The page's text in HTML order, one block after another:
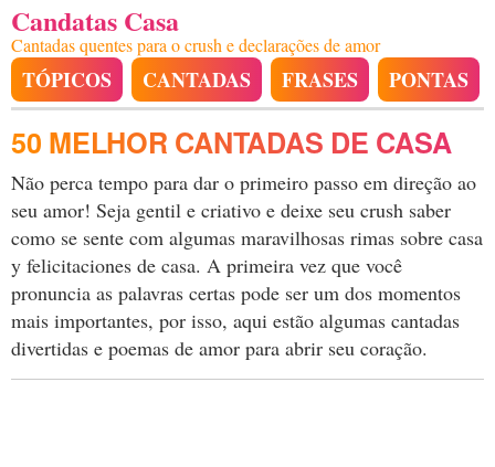
Candatas Casa
Cantadas quentes para o crush e declarações de amor
TÓPICOS CANTADAS FRASES PONTAS
50 MELHOR CANTADAS DE CASA
Não perca tempo para dar o primeiro passo em direção ao
seu amor! Seja gentil e criativo e deixe seu crush saber
como se sente com algumas maravilhosas rimas sobre casa
y felicitaciones de casa. A primeira vez que você
pronuncia as palavras certas pode ser um dos momentos
mais importantes, por isso, aqui estão algumas cantadas
divertidas e poemas de amor para abrir seu coração.